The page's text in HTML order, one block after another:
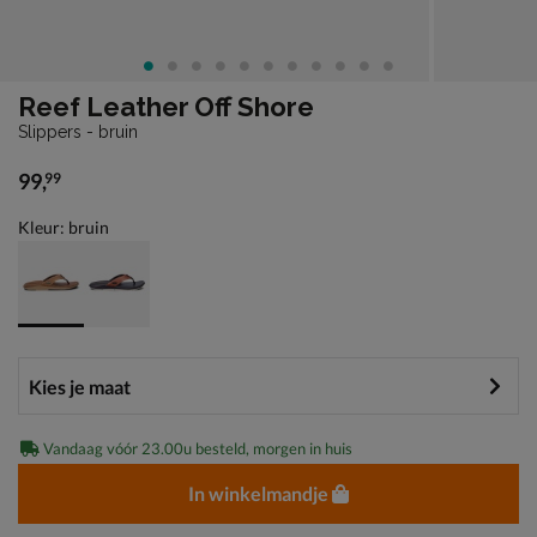
Reef Leather Off Shore
Slippers - bruin
€ 99,99
99,99
Kleur: bruin
Vandaag vóór 23.00u besteld, morgen in huis
In winkelmandje